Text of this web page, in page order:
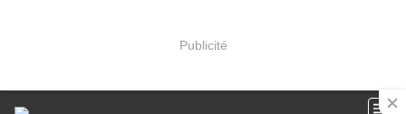
Publicité